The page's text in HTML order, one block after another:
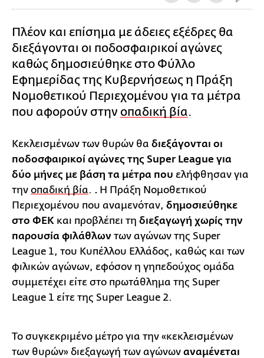
Πλέον και επίσημα με άδειες εξέδρες θα
διεξάγονται οι ποδοσφαιρικοί αγώνες
καθώς δημοσιεύθηκε στο Φύλλο
Εφημερίδας της Κυβερνήσεως η Πράξη
Νομοθετικού Περιεχομένου για τα μέτρα
που αφορούν στην οπαδική βία.
Κεκλεισμένων των θυρών θα διεξάγονται οι
ποδοσφαιρικοί αγώνες της Super League για
δύο μήνες με βάση τα μέτρα που ελήφθησαν για
την οπαδική βία. . Η Πράξη Νομοθετικού
Περιεχομένου που αναμενόταν, δημοσιεύθηκε
στο ΦΕΚ και προβλέπει τη διεξαγωγή χωρίς την
παρουσία φιλάθλων των αγώνων της Super
League 1, του Κυπέλλου Ελλάδος, καθώς και των
φιλικών αγώνων, εφόσον η γηπεδούχος ομάδα
συμμετέχει είτε στο πρωτάθλημα της Super
League 1 είτε της Super League 2.
Το συγκεκριμένο μέτρο για την «κεκλεισμένων
των θυρών» διεξαγωγή των αγώνων αναμένεται